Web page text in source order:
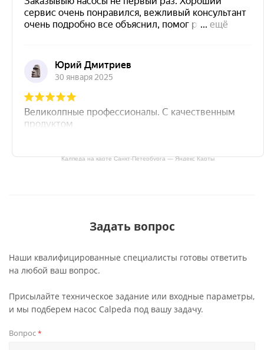
Калпеда на карте Санкт‑Петербурга — Яндекс Карты
Задать вопрос
Наши квалифицированные специалисты готовы ответить
на любой ваш вопрос.
Присылайте техническое задание или входные параметры,
и мы подберем насос Calpeda под вашу задачу.
Вопрос*